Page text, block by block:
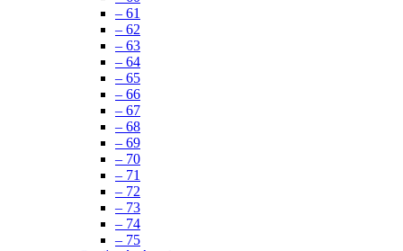
– 61
– 62
– 63
– 64
– 65
– 66
– 67
– 68
– 69
– 70
– 71
– 72
– 73
– 74
– 75